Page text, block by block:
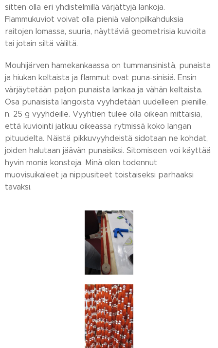
sitten olla eri yhdistelmillä värjättyjä lankoja.
Flammukuviot voivat olla pieniä valonpilkahduksia
raitojen lomassa, suuria, näyttäviä geometrisia kuvioita
tai jotain siltä väliltä.
Mouhijärven hamekankaassa on tummansinistä, punaista
ja hiukan keltaista ja flammut ovat puna-sinisiä. Ensin
värjäytetään paljon punaista lankaa ja vähän keltaista.
Osa punaisista langoista vyyhdetään uudelleen pienille,
n. 25 g vyyhdeille. Vyyhtien tulee olla oikean mittaisia,
että kuviointi jatkuu oikeassa rytmissä koko langan
pituudelta. Näistä pikkuvyyhdeistä sidotaan ne kohdat,
joiden halutaan jäävän punaisiksi. Sitomiseen voi käyttää
hyvin monia konsteja. Minä olen todennut
muovisuikaleet ja nippusiteet toistaiseksi parhaaksi
tavaksi.